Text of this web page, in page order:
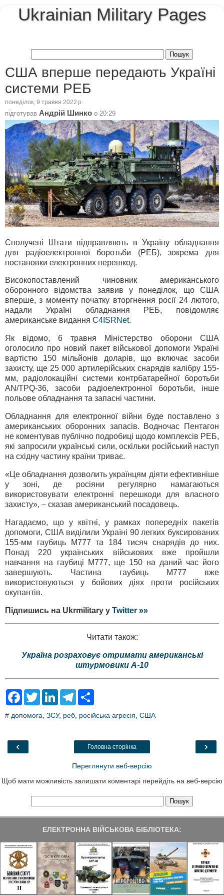
Ukrainian Military Pages
США вперше передають Україні
системи РЕБ
понеділок, 9 травня 2022 р.
підготував Андрій Шинко о 20:29
Сполучені Штати відправляють в Україну обладнання
для радіоелектронної боротьби (РЕБ), зокрема для
постановки електронних перешкод.
Високопоставлений чиновник американського
оборонного відомства заявив у понеділок, що США
вперше, з моменту початку вторгнення росії 24 лютого,
надали Україні обладнання РЕБ, повідомляє
американське видання C4ISRNet.
Як відомо, 6 травня Міністерство оборони США
оголосило про новий пакет військової допомоги Україні
вартістю 150 мільйонів доларів, що включає засоби
захисту, ще 25 000 артилерійських снарядів калібру 155-
мм, радіолокаційні системи контрбатарейної боротьби
AN/TPQ-36, засоби радіоелектронної боротьби, інше
польове обладнання та запасні частини.
Обладнання для електронної війни буде поставлено з
американських оборонних запасів. Водночас Пентагон
не коментував публічно подробиці щодо комплексів РЕБ,
які запросили українські сили, оскільки російський наступ
на східну частину країни триває.
«Це обладнання дозволить українцям діяти ефективніше
у зоні, де росіяни регулярно намагаються
використовувати електронні перешкоди для власного
захисту», – сказав американський посадовець.
Нагадаємо, що у квітні, у рамках попередніх пакетів
допомоги, США виділили Україні 90 легких буксированих
155-мм гаубиць М777 та 184 тисяч снарядів до них.
Понад 220 українських військових вже пройшли
навчання на гаубиці М777, ще 150 на даний час його
завершують. Частина гаубиць М777 вже
використовуються у бойових діях проти російських
окупантів.
Підпишись на Ukrmilitary у Twitter »»
Читати також:
Україна розраховує отримати американські
штурмовики A-10
F
e
o
T
t
L
k
T
e
a
r
# допомога ЗСУ, реб російська агресія США
‹ ›
Головна сторінка
Переглянути веб-версію
Щоб мати можливість залишати коментарі перейдіть на веб-версію
ЕЛЕКТРОННА ВІЙСЬКОВА БІБЛІОТЕКА: